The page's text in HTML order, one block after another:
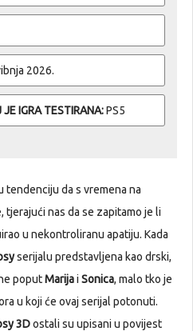
2026.
IGRA TESTIRANA:PS5
tendenciju da s vremena na
nas da se zapitamo je li
u nekontroliranu apatiju. Kada
serijalu predstavljena kao drski,
poputMarijai Sonica, malo tko je
u koji će ovaj serijal potonuti.
3Dostali su upisani u povijest